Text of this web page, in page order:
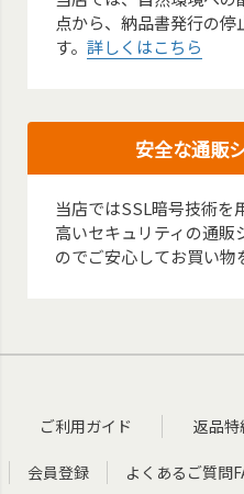
点から、納品書発行の
す。詳しくはこちら
安全な通販
当店ではSSL暗号技術を
高いセキュリティの通
のでご安心してお買い物
ご利用ガイド 返品特
会員登録 よくあるご質問